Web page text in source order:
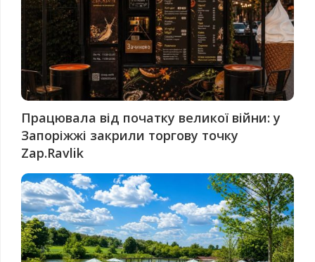
Працювала від початку великої війни: у
Запоріжжі закрили торгову точку
Zap.Ravlik